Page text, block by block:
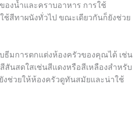
องน้ำและคราบอาหาร การใช้
ช้สีทาผนังทั่วไป ขณะเดียวกันก็ยังช่วย
ธีมการตกแต่งห้องครัวของคุณได้ เช่น
นสดใสเช่นสีแดงหรือสีเหลืองสำหรับ
งช่วยให้ห้องครัวดูทันสมัยและน่าใช้